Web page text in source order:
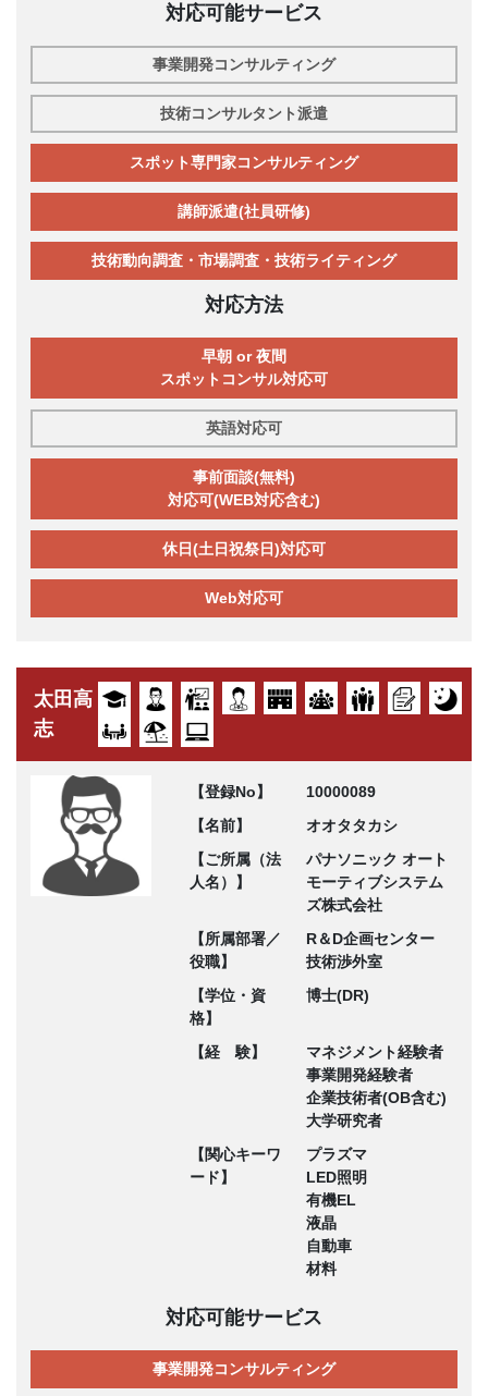
対応可能サービス
事業開発コンサルティング
技術コンサルタント派遣
スポット専門家コンサルティング
講師派遣(社員研修)
技術動向調査・市場調査・技術ライティング
対応方法
早朝 or 夜間
スポットコンサル対応可
英語対応可
事前面談(無料)
対応可(WEB対応含む)
休日(土日祝祭日)対応可
Web対応可
太田高
志
【登録No】
10000089
【名前】
オオタタカシ
【ご所属（法
人名）】
パナソニック オート
モーティブシステム
ズ株式会社
【所属部署／
役職】
R＆D企画センター
技術渉外室
【学位・資
格】
博士(DR)
【経 験】
マネジメント経験者
事業開発経験者
企業技術者(OB含む)
大学研究者
【関心キーワ
ード】
プラズマ
LED照明
有機EL
液晶
自動車
材料
対応可能サービス
事業開発コンサルティング